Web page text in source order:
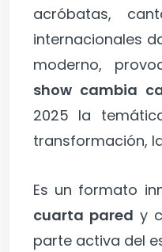
acróbatas,
internacionales
moderno,
show cambia
2025 la
transformación,
Es un formato
cuarta pared y
parte activa del